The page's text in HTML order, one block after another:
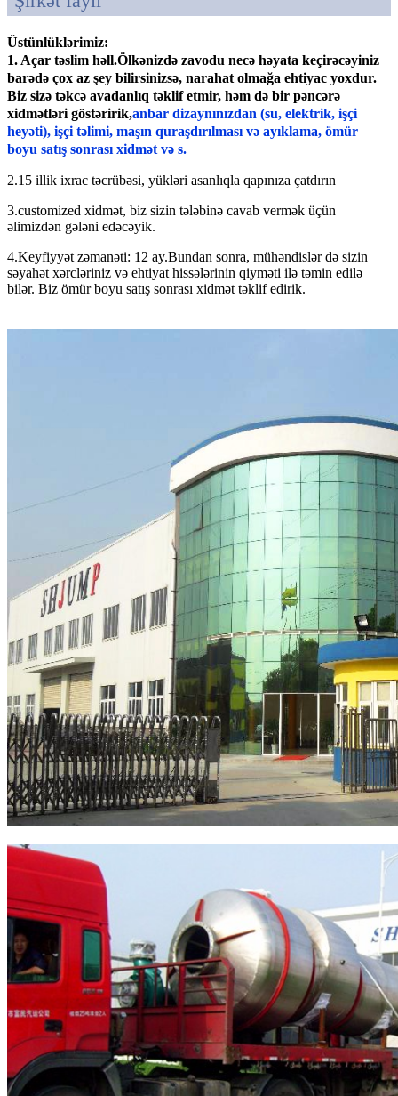
Üstünlüklərimiz:
1. Açar təslim həll.Ölkənizdə zavodu necə həyata keçirəcəyiniz
barədə çox az şey bilirsinizsə, narahat olmağa ehtiyac yoxdur.
Biz sizə təkcə avadanlıq təklif etmir, həm də bir pəncərə
xidmətləri göstəririk,anbar dizaynınızdan (su, elektrik, işçi
heyəti), işçi təlimi, maşın quraşdırılması və ayıklama, ömür
boyu satış sonrası xidmət və s.
2.15 illik ixrac təcrübəsi, yükləri asanlıqla qapınıza çatdırın
3.customized xidmət, biz sizin tələbinə cavab vermək üçün
əlimizdən gələni edəcəyik.
4.Keyfiyyət zəmanəti: 12 ay.Bundan sonra, mühəndislər də sizin
səyahət xərcləriniz və ehtiyat hissələrinin qiyməti ilə təmin edilə
bilər. Biz ömür boyu satış sonrası xidmət təklif edirik.